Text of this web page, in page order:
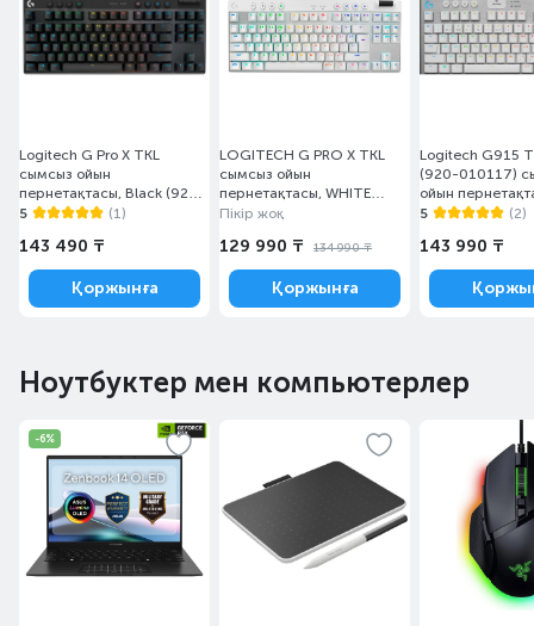
Logitech G Pro X TKL
сымсыз ойын
пернетақтасы, Black (920-
012136)
5 (1)
143 490 ₸
Қоржынға
LOGITECH G PRO X TKL
сымсыз ойын
пернетақтасы, WHITE
(920-012148)
Пікір жоқ
129 990 ₸ 134 990 ₸
Қоржынға
Logitech G915
(920-010117)
ойын
5
(2)
143 990 ₸
Ноутбуктер мен компьютерлер
-6%